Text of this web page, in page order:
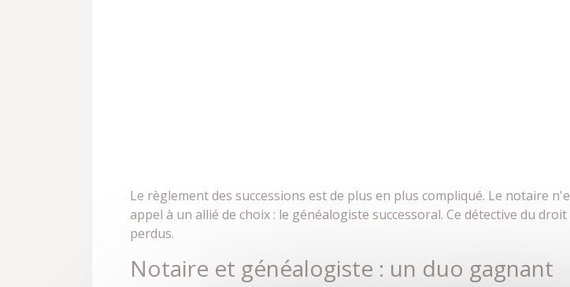
Le règlement des successions est de plus en plus compliqué. Le notaire
appel à un allié de choix : le généalogiste successoral. Ce détective du
perdus.
Notaire et généalogiste : un duo gagnant